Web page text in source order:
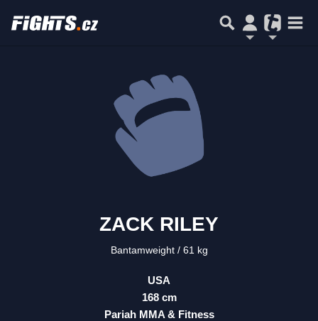
ZACK RILEY
Bantamweight 61 kg
USA
168 cm
Pariah MMA & Fitness